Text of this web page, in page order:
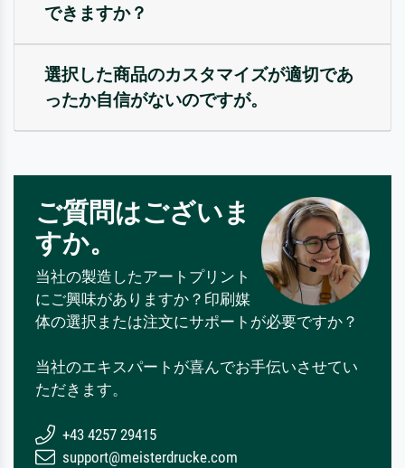
できますか？
選択した商品のカスタマイズが適切であ
ったか自信がないのですが。
ご質問はございま
すか。
当社の製造したアートプリント
にご興味がありますか？印刷媒
体の選択または注文にサポートが必要ですか？
当社のエキスパートが喜んでお手伝いさせてい
ただきます。
+43 4257 29415
support@meisterdrucke.com